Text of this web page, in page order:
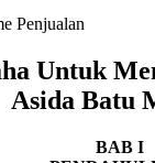
Penjualan
Untuk
Asida Batu
BAB I